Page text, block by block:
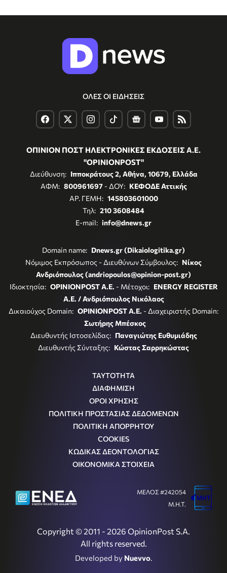
ΟΛΕΣ ΟΙ ΕΙΔΗΣΕΙΣ
ΟΠΙΝΙΟΝ ΠΟΣΤ ΗΛΕΚΤΡΟΝΙΚΕΣ ΕΚΔΟΣΕΙΣ Α.Ε.
"OPINIONPOST"
Διεύθυνση: Ιπποκράτους 2, Αθήνα, 10679, Ελλάδα
ΑΦΜ: 800961697- ΔΟΥ: ΚΕΦΟΔΕ Αττικής
ΑΡ. ΓΕΜΗ: 145803601000
Τηλ: 210 3608484
E-mail: info@dnews.gr
Domain name: Dnews.gr (Dikaiologitika.gr)
Νόμιμος Εκπρόσωπος - Διευθύνων Σύμβουλος: Νίκος
Ανδριόπουλος (andriopoulos@opinion-post.gr)
Ιδιοκτησία: OPINIONPOST A.E. - Μέτοχοι: ENERGY REGISTER
Α.Ε. / Ανδριόπουλος Νικόλαος
Δικαιούχος Domain: OPINIONPOST A.E. - Διαχειριστής Domain:
Σωτήρης Μπέσκος
Διευθυντής Ιστοσελίδας: Παναγιώτης Ευθυμιάδης
Διευθυντής Σύνταξης: Κώστας Σαρρηκώστας
ΤΑΥΤΟΤΗΤΑ
ΔΙΑΦΗΜΙΣΗ
ΟΡΟΙ ΧΡΗΣΗΣ
ΠΟΛΙΤΙΚΗ ΠΡΟΣΤΑΣΙΑΣ ΔΕΔΟΜΕΝΩΝ
ΠΟΛΙΤΙΚΗ ΑΠΟΡΡΗΤΟΥ
COOKIES
ΚΩΔΙΚΑΣ ΔΕΟΝΤΟΛΟΓΙΑΣ
ΟΙΚΟΝΟΜΙΚΑ ΣΤΟΙΧΕΙΑ
Copyright © 2011 - 2026 OpinionPost S.A.
All rights reserved.
Developed by Nuevvo.
ΜΕΛΟΣ #242054
Μ.Η.Τ.